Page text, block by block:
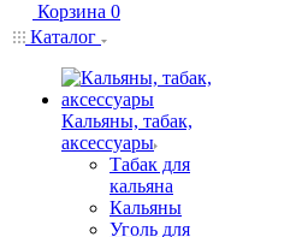
Корзина 0
Каталог
Кальяны, табак,
аксессуары
Табак для
кальяна
Кальяны
Уголь для